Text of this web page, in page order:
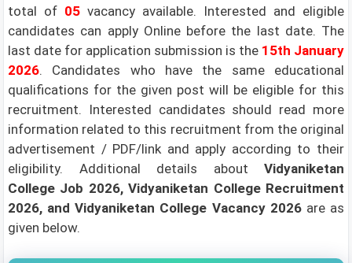
total of 05 vacancy available. Interested and eligible
candidates can apply Online before the last date. The
last date for application submission is the 15th January
2026. Candidates who have the same educational
qualifications for the given post will be eligible for this
recruitment. Interested candidates should read more
information related to this recruitment from the original
advertisement / PDF/link and apply according to their
eligibility. Additional details about Vidyaniketan
College Job 2026, Vidyaniketan College Recruitment
2026, and Vidyaniketan College Vacancy 2026 are as
given below.